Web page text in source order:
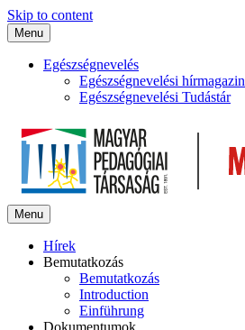
Skip to content
Menu
Egészségnevelés
Egészségnevelési hírmagazin
Egészségnevelési Tudástár
Menu
Hírek
Bemutatkozás
Bemutatkozás
Introduction
Einführung
Dokumentumok